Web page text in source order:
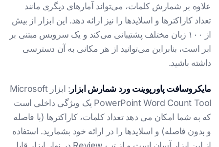
علاوه بر شمارش کلمات، می‌تواند آمارهای دیگری مانند
تعداد کاراکترها و اسلایدها را نیز ارائه دهد. این ابزار از بیش
از ۱۰۰ زبان مختلف پشتیبانی می‌کند و یک سرویس مبتنی بر
ابر است، بنابراین می‌توانید از هر مکانی به آن دسترسی
داشته باشید.
مایکروسافت پاورپوینت ورد شمارش ابزار
: ابزار Microsoft
PowerPoint Word Count Tool یک ویژگی داخلی است
که به شما امکان می دهد تعداد کلمات، کاراکترها (با فاصله
و بدون فاصله) و اسلایدها را در ارائه خود بشمارید. استفاده